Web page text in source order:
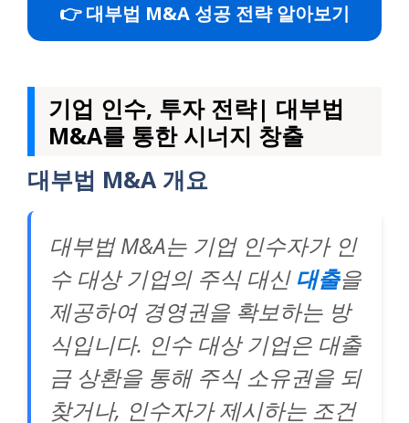
👉 대부법 M&A 성공 전략 알아보기
기업 인수, 투자 전략| 대부법
M&A를 통한 시너지 창출
대부법 M&A 개요
대부법 M&A는 기업 인수자가 인
수 대상 기업의 주식 대신 대출을
제공하여 경영권을 확보하는 방
식입니다. 인수 대상 기업은 대출
금 상환을 통해 주식 소유권을 되
찾거나, 인수자가 제시하는 조건